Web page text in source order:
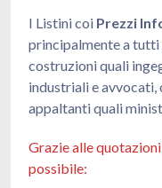
I Listini coi Prezzi
principalmente a
costruzioni quali
industriali e
appaltanti quali
Grazie alle
possibile: